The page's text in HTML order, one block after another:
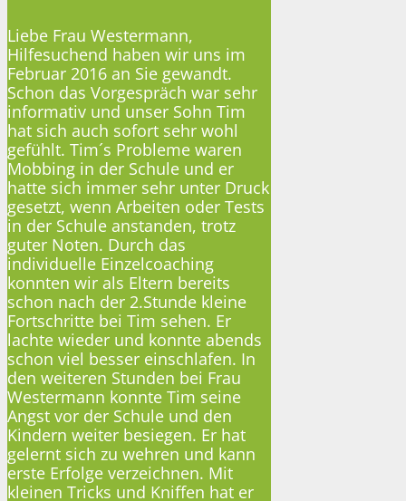
Liebe Frau Westermann,
Hilfesuchend haben wir uns im
Februar 2016 an Sie gewandt.
Schon das Vorgespräch war sehr
informativ und unser Sohn Tim
hat sich auch sofort sehr wohl
gefühlt. Tim´s Probleme waren
Mobbing in der Schule und er
hatte sich immer sehr unter Druck
gesetzt, wenn Arbeiten oder Tests
in der Schule anstanden, trotz
guter Noten. Durch das
individuelle Einzelcoaching
konnten wir als Eltern bereits
schon nach der 2.Stunde kleine
Fortschritte bei Tim sehen. Er
lachte wieder und konnte abends
schon viel besser einschlafen. In
den weiteren Stunden bei Frau
Westermann konnte Tim seine
Angst vor der Schule und den
Kindern weiter besiegen. Er hat
gelernt sich zu wehren und kann
erste Erfolge verzeichnen. Mit
kleinen Tricks und Kniffen hat er